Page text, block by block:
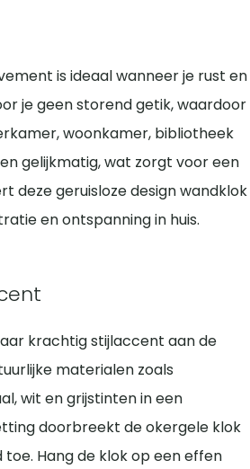
is ideaal wanneer je rust en
je geen storend getik, waardoor
woonkamer, bibliotheek
gelijkmatig, wat zorgt voor een
deze geruisloze design wandklok
en ontspanning in huis.
krachtig stijlaccent aan de
materialen zoals
wit en grijstinten in een
doorbreekt de okergele klok
Hang de klok op een effen